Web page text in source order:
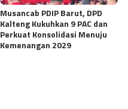
Musancab PDIP Barut, DPD
Kalteng Kukuhkan 9 PAC dan
Perkuat Konsolidasi Menuju
Kemenangan 2029